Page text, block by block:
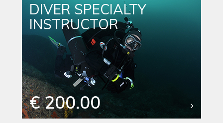
DIVER SPECIALTY
INSTRUCTOR
€ 200.00